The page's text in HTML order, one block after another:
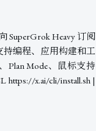
SuperGrok Heavy 订阅
编程、应用构建和工
Plan Mode、鼠标支持
x.ai/cli/install.sh |